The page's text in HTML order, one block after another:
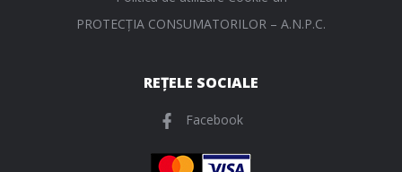
PROTECŢIA CONSUMATORILOR – A.N.P.C.
REȚELE SOCIALE
Facebook